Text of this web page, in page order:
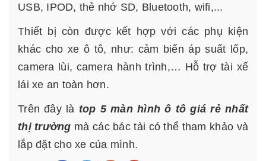
USB, IPOD, thẻ nhớ SD, Bluetooth, wifi,...
Thiết bị còn được kết hợp với các phụ kiện
khác cho xe ô tô, như: cảm biến áp suất lốp,
camera lùi, camera hành trình,… Hỗ trợ tài xế
lái xe an toàn hơn.
Trên đây là top 5 màn hình ô tô giá rẻ nhất
thị trường mà các bác tài có thể tham khảo và
lắp đặt cho xe của mình.